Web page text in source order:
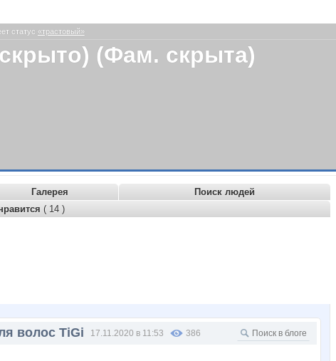
статус «трастовый»
(Фам. скрыта)
Галерея
Поиск людей
( 14 )
волос TiGi 17.11.2020 в 11:53 386